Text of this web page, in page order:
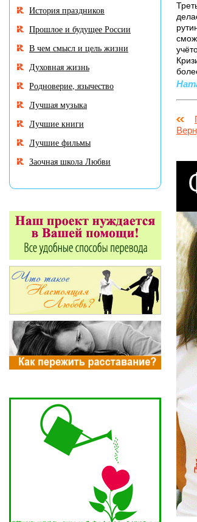
История праздников
Прошлое и будущее России
В чем смысл и цель жизни
Духовная жизнь
Родноверие, язычество
Лучшая музыка
Лучшие книги
Лучшие фильмы
Заочная школа Любви